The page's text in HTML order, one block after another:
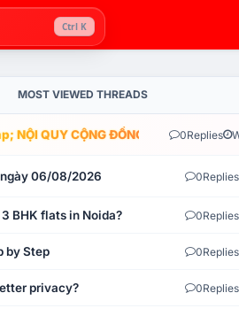
Ctrl K
MOST VIEWED THREADS
NỘI QUY CỘNG ĐỒNG VLIKE.VN: HỆ
0Replies
ngày 06/08/2026 0Replies
BHK flats in Noida? 0Replies
by Step 0Replies
privacy? 0Replies